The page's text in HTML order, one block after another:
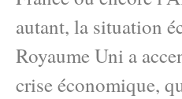
autant, la situation
Royaume Uni a
crise économique,